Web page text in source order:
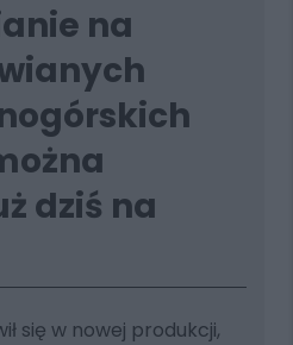
na
dziś na
się w nowej produkcji,